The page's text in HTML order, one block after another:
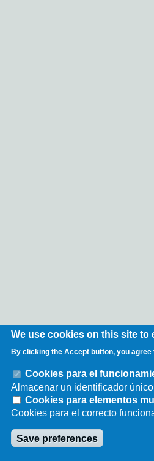
We use cookies on this site
By clicking the Accept button, you agree
Cookies para el
Almacenar un identificador
Cookies para elementos
Cookies para el correcto
Save preferences